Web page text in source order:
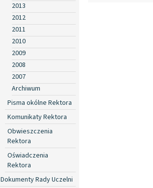
2013
2012
2011
2010
2009
2008
2007
Archiwum
Pisma okólne Rektora
Komunikaty Rektora
Obwieszczenia
Rektora
Oświadczenia
Rektora
Dokumenty Rady Uczelni